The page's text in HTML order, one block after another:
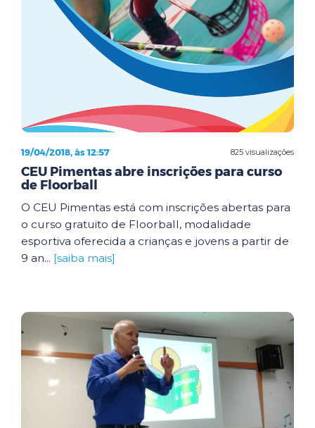
825 visualizações
19/04/2018, às 12:57
CEU Pimentas abre inscrições para curso
de Floorball
O CEU Pimentas está com inscrições abertas para
o curso gratuito de Floorball, modalidade
esportiva oferecida a crianças e jovens a partir de
9 an... [saiba mais]